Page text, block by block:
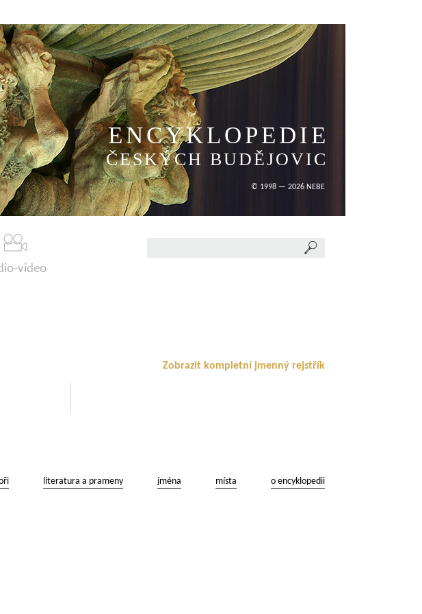
ENCYKLOPEDIE
ČESKÝCH BUDĚJOVIC
© 1998 — 2026 NEBE
video
Zobrazit kompletní jmenný rejstřík
literatura a prameny jména místa o encyklopedii